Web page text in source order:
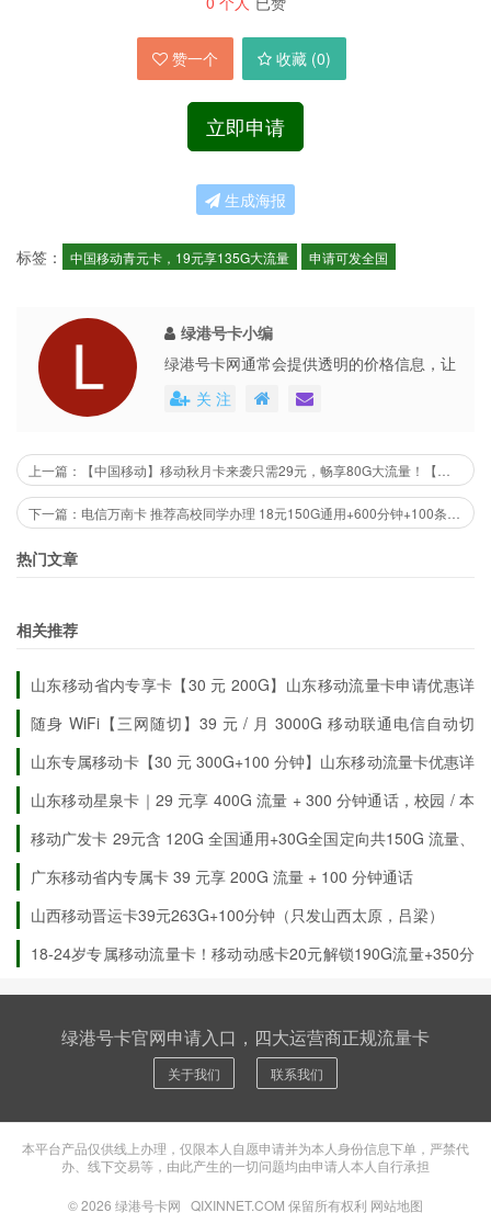
赞一个 收藏 (0)
立即申请
生成海报
标签： 中国移动青元卡，19元享135G大流量 申请可发全国
绿港号卡小编
绿港号卡网通常会提供透明的价格信息，让
用户能够清楚地了解到每个号卡套餐的具体
费用。这些平台还会不定期地推出各种优惠
了市场的公平竞争。
关 注
热门文章
相关推荐
山东移动省内专享卡【30 元 200G】山东移动流量卡申请优惠详
情随身 WiFi【三网随切】39 元 / 月 3000G 移动联通电信自动切
山东专属移动卡【30 元 300G+100 分钟】山东移动流量卡优惠详
情全解
山东移动星泉卡｜29 元享 400G 流量 + 300 分钟通话，校园 / 本
地用超划算
移动广发卡 29元含 120G 全国通用+30G全国定向共150G 流量、
100分钟国内通话（发广州，佛山，深圳）
广东移动省内专属卡 39 元享 200G 流量 + 100 分钟通话
山西移动晋运卡39元263G+100分钟（只发山西太原，吕梁）
18-24岁专属移动流量卡！移动动感卡20元解锁190G流量+350分
绿港号卡官网申请入口，四大运营商正规流量卡
关于我们 联系我们
本平台产品仅供线上办理，仅限本人自愿申请并为本人身份信息下单，严禁代
办、线下交易等，由此产生的一切问题均由申请人本人自行承担
© 2026 绿港号卡网 QIXINNET.COM 保留所有权利 网站地图